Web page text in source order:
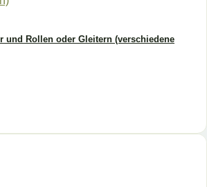
und Rollen oder Gleitern (verschiedene